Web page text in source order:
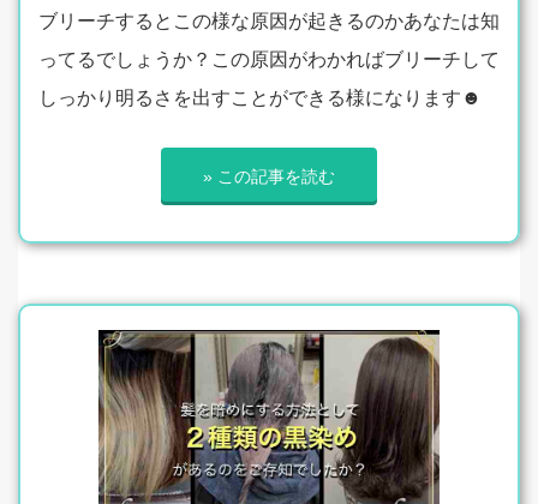
ブリーチするとこの様な原因が起きるのかあなたは知
ってるでしょうか？この原因がわかればブリーチして
しっかり明るさを出すことができる様になります☻
» この記事を読む